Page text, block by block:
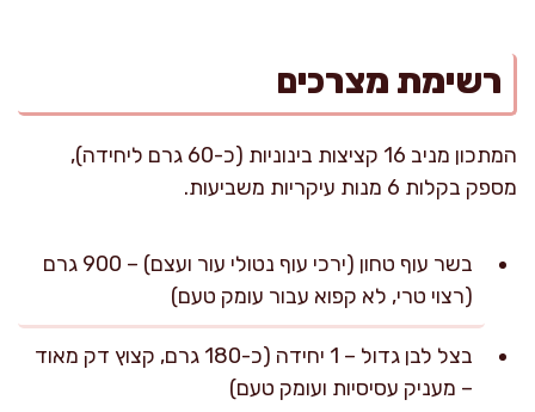
רשימת מצרכים
המתכון מניב 16 קציצות בינוניות (כ-60 גרם ליחידה),
מספק בקלות 6 מנות עיקריות משביעות.
בשר עוף טחון (ירכי עוף נטולי עור ועצם) – 900 גרם
(רצוי טרי, לא קפוא עבור עומק טעם)
בצל לבן גדול – 1 יחידה (כ-180 גרם, קצוץ דק מאוד
– מעניק עסיסיות ועומק טעם)